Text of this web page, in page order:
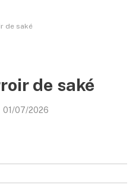
de saké
de saké
01/07/2026